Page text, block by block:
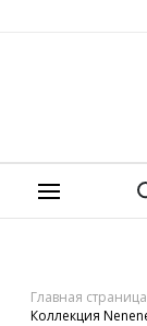
Главная страница
Коллекция